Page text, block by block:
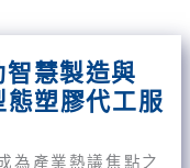
慧製造與
塑膠代工服
為產業熱議焦點之